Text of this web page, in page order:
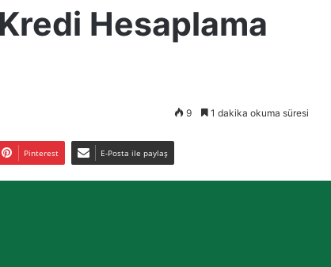
Hesaplama
9 1 dakika okuma süresi
Pinterest E-Posta ile paylaş